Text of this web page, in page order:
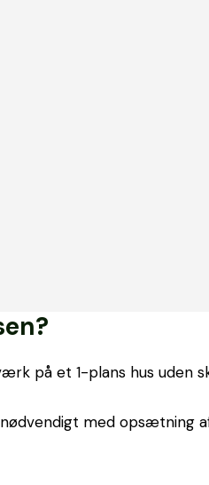
på et 1-plans hus uden
med opsætning